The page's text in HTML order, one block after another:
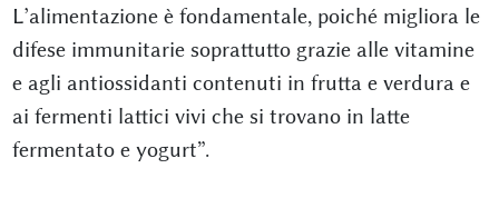
L’alimentazione è fondamentale, poiché migliora le
difese immunitarie soprattutto grazie alle vitamine
e agli antiossidanti contenuti in frutta e verdura e
ai fermenti lattici vivi che si trovano in latte
fermentato e yogurt”.